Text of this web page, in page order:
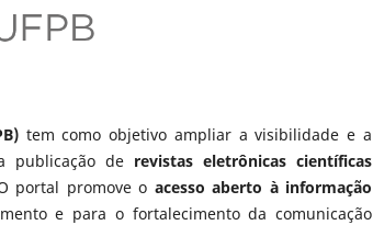
tem como objetivo ampliar a visibilidade e a
publicação de revistas eletrônicas científicas
portal promove o acesso aberto à informação
e para o fortalecimento da comunicação